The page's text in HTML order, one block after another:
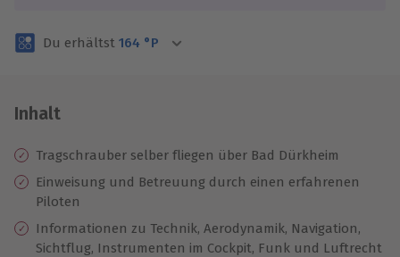
Du erhältst 164 °P
Inhalt
Tragschrauber selber fliegen über Bad Dürkheim
Einweisung und Betreuung durch einen erfahrenen
Piloten
Informationen zu Technik, Aerodynamik, Navigation,
Sichtflug, Instrumenten im Cockpit, Funk und Luftrecht